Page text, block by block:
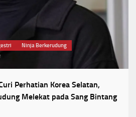
Ninja Berkerudung
Perhatian Korea Selatan,
Melekat pada Sang Bintang